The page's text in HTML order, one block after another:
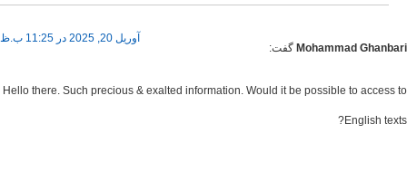
Mohammad گفت:
Hello there. Such precious & exalted information. Would it be possible to